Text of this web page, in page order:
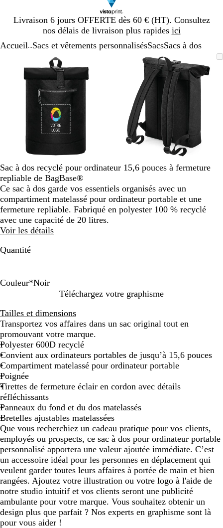
Livraison 6 jours OFFERTE dès 60 € (HT). Consultez
nos délais de livraison plus rapides ici
Diapositive
1
Accueil Sacs et vêtements personnalisésSacsSacs à dos
Image
zoomable
Zoom
au
minimum
Cliquez
pour
développer
Utilisez
les
touches
plus
moins
pour
zoomer
fléchées
pour
faire
défiler
Image
zoomable
Zoom
au
minimum
Cliquez
pour
développer
Utilisez
les
touches
plus
et
moins
zoomer
et
les
fléchées
faire
défiler
Sac à dos recyclé pour ordinateur 15,6 pouces à fermeture
repliable de BagBase®
Ce sac à dos garde vos essentiels organisés avec un
compartiment matelassé pour ordinateur portable et une
fermeture repliable. Fabriqué en polyester 100 % recyclé
avec une capacité de 20 litres.
Voir les détails
Quantité
Couleur*Noir
i
r
u
g
e
k
i
u
n
e
m
o
u
t
a
r
d
e
t
r
o
l
e
i
s
p
u
r
Téléchargez votre graphisme
Tailles et dimensions
Transportez vos affaires dans un sac original tout en
promouvant votre marque.
Polyester 600D recyclé
Convient aux ordinateurs portables de jusqu’à 15,6 pouces
Compartiment matelassé pour ordinateur portable
Poignée
Tirettes de fermeture éclair en cordon avec détails
réfléchissants
Panneaux du fond et du dos matelassés
Bretelles ajustables matelassées
Que vous recherchiez un cadeau pratique pour vos clients,
employés ou prospects, ce sac à dos pour ordinateur portable
personnalisé apportera une valeur ajoutée immédiate. C’est
un accessoire idéal pour les personnes en déplacement qui
veulent garder toutes leurs affaires à portée de main et bien
rangées. Ajoutez votre illustration ou votre logo à l'aide de
notre studio intuitif et vos clients seront une publicité
ambulante pour votre marque. Vous souhaitez obtenir un
design plus que parfait ? Nos experts en graphisme sont là
pour vous aider !